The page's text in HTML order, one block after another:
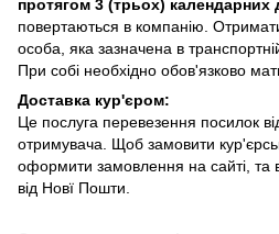
протягом 3 (трьох) календарних
повертаються в компанію.
особа, яка зазначена в
При собі необхідно обов'язково
Доставка кур'єром:
Це послуга перевезення посилок
отримувача. Щоб замовити
оформити замовлення на сайті, та
від Новї Пошти.